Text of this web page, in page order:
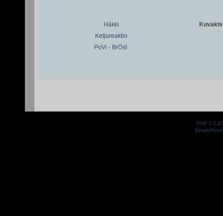
Häkki
Ketjureaktio
PoVi - BrÖst
SMF 2.0.15